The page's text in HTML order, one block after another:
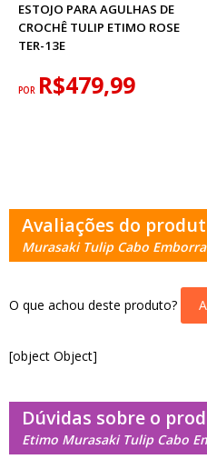
ESTOJO PARA AGULHAS DE
CROCHÊ TULIP ETIMO ROSE
TER-13E
POR R$479,99
Avaliações do
Murasaki Tulip Cabo
O que achou deste produto?
[object Object]
Dúvidas sobre o
Etimo Murasaki Tulip Cabo